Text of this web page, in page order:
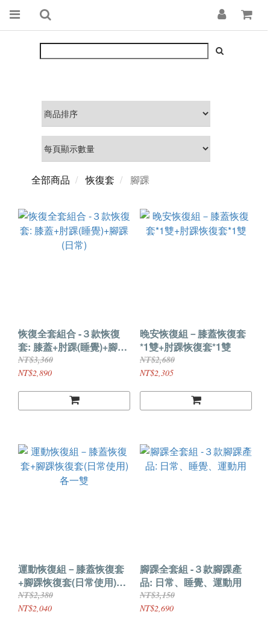
全部商品 恢復套 腳踝
恢復全套組合 -３款恢復
套: 膝蓋+肘踝(睡覺)+腳踝
(日常)
NT$3,360
NT$2,890
晚安恢復組－膝蓋恢復套
*1雙+肘踝恢復套*1雙
NT$2,680
NT$2,305
運動恢復組－膝蓋恢復套
+腳踝恢復套(日常使用)各
一雙
NT$2,380
NT$2,040
腳踝全套組 -３款腳踝產
品: 日常、睡覺、運動用
NT$3,150
NT$2,690